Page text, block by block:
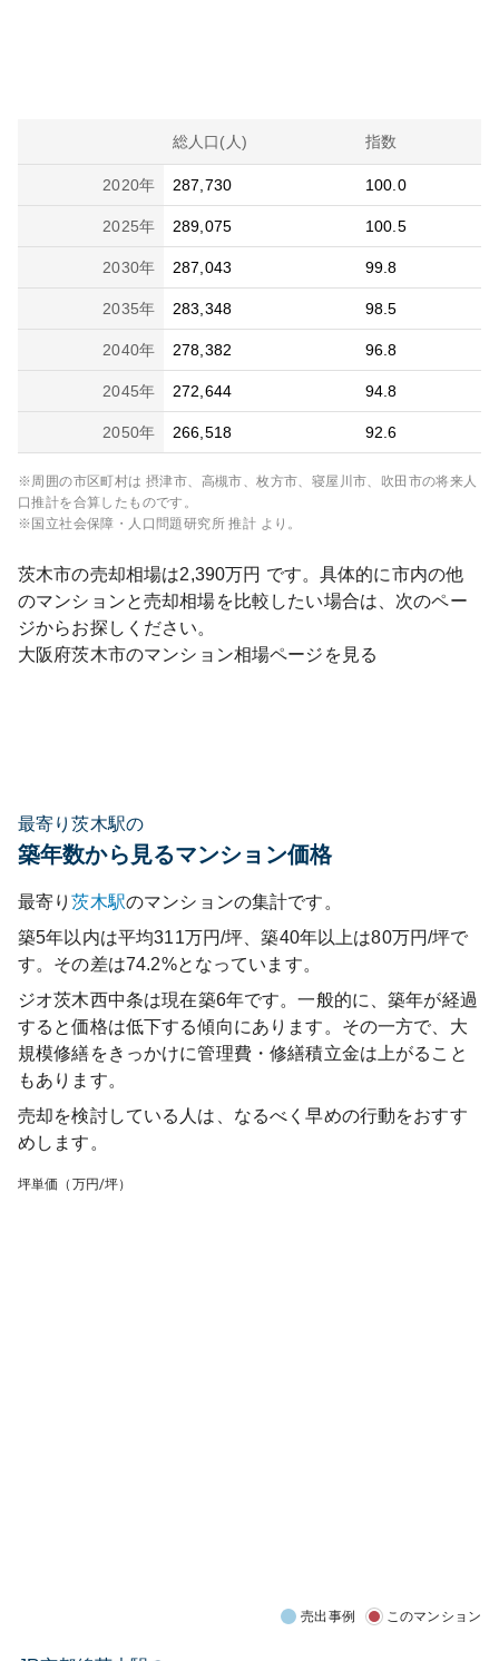
総人口(人) 指数
2020年 287,730 100.0
2025年 289,075 100.5
2030年 287,043 99.8
2035年 283,348 98.5
2040年 278,382 96.8
2045年 272,644 94.8
2050年 266,518 92.6
※周囲の市区町村は 摂津市、高槻市、枚方市、寝屋川市、吹田市の将来人
口推計を合算したものです。
※国立社会保障・人口問題研究所 推計 より。
茨木市の売却相場は2,390万円 です。具体的に市内の他
のマンションと売却相場を比較したい場合は、次のペー
ジからお探しください。
大阪府茨木市のマンション相場ページを見る
最寄り茨木駅の
築年数から見るマンション価格
最寄り茨木駅のマンションの集計です。
築5年以内は平均311万円/坪、築40年以上は80万円/坪で
す。その差は74.2%となっています。
ジオ茨木西中条は現在築6年です。一般的に、築年が経過
すると価格は低下する傾向にあります。その一方で、大
規模修繕をきっかけに管理費・修繕積立金は上がること
もあります。
売却を検討している人は、なるべく早めの行動をおすす
めします。
坪単価（万円/坪）
売出事例 このマンション